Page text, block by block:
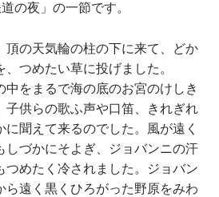
の夜」の一節です。
の天気輪の柱の下に来て、どか
、つめたい草に投げました。
をまるで海の底のお宮のけしき
子供らの歌ふ声や口笛、きれぎれ
に聞えて来るのでした。風が遠く
しづかにそよぎ、ジョバンニの汗
つめたく冷されました。ジョバン
ら遠く黒くひろがった野原をみわ